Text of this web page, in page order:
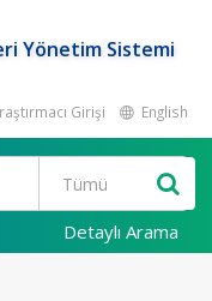
Yönetim Sistemi
Girişi English
Detaylı Arama